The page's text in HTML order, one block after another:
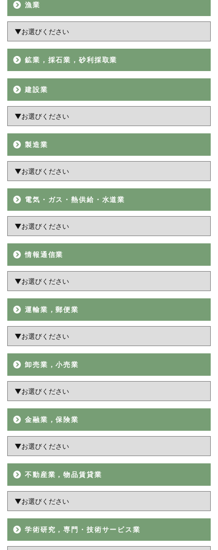
ン漁業
鉱業，採石業，砂利採取業
建設業
製造業
電気・ガス・熱供給・水道業
情報通信業
運輸業，郵便業
卸売業，小売業
金融業，保険業
不動産業，物品賃貸業
学術研究，専門・技術サービス業